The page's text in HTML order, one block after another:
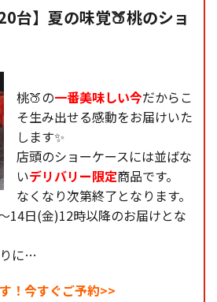
台】夏の味覚🍑桃のショ
桃🍑の一番美味しい今だからこ
そ生み出せる感動をお届けいた
します✨
店頭のショーケースには並ばな
いデリバリー限定商品です。
なくなり次第終了となります。
14日(金)12時以降のお届けとな
に…
！今すぐご予約>>